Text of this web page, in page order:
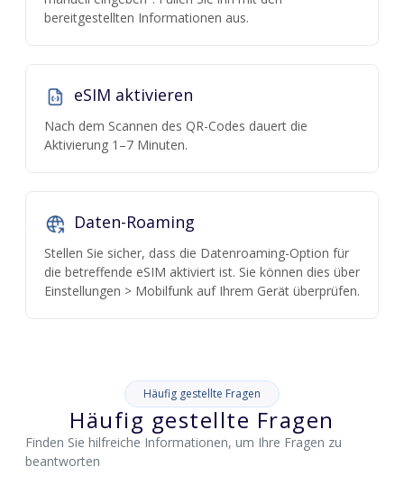
bereitgestellten Informationen aus.
eSIM aktivieren
Nach dem Scannen des QR-Codes dauert die
Aktivierung 1–7 Minuten.
Daten-Roaming
Stellen Sie sicher, dass die Datenroaming-Option für
die betreffende eSIM aktiviert ist. Sie können dies über
Einstellungen > Mobilfunk auf Ihrem Gerät überprüfen.
Häufig gestellte Fragen
Häufig gestellte Fragen
Finden Sie hilfreiche Informationen, um Ihre Fragen zu
beantworten